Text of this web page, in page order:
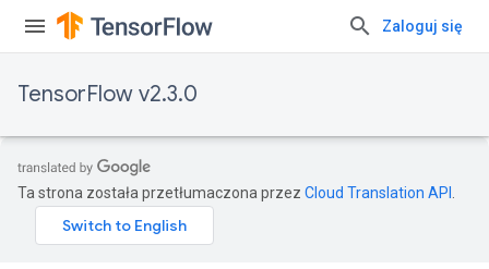
Zaloguj się
TensorFlow v2.3.0
Ta strona została przetłumaczona przez Cloud Translation API